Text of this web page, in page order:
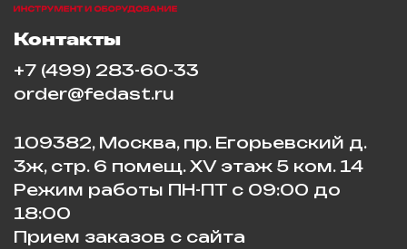
Контакты
+7 (499) 283-60-33
order@fedast.ru
109382, Москва, пр. Егорьевский д.
3ж, стр. 6 помещ. XV этаж 5 ком. 14
Режим работы ПН-ПТ с 09:00 до
18:00
Прием заказов с сайта